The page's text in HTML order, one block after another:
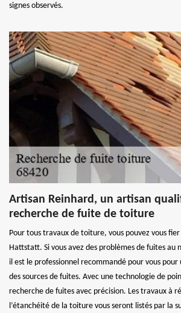
signes observés.
Artisan Reinhard, un artisan
recherche de fuite de toiture
Pour tous travaux de toiture, vous pouvez vous
Hattstatt. Si vous avez des problèmes de fuites
il est le professionnel recommandé pour vous
des sources de fuites. Avec une technologie de
recherche de fuites avec précision. Les travaux à
l’étanchéité de la toiture vous seront listés par la